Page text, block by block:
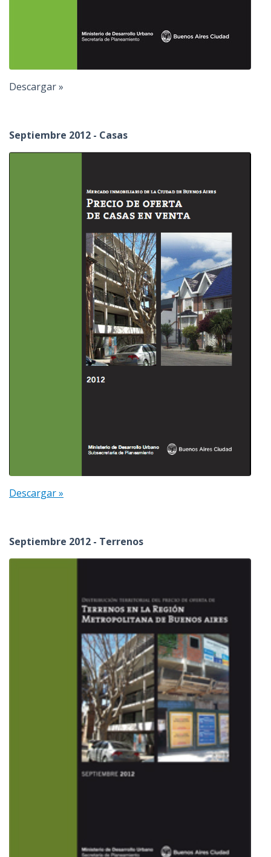
Descargar »
Septiembre 2012 - Casas
Descargar »
Septiembre 2012 - Terrenos